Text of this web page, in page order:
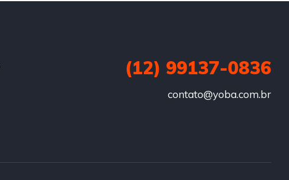
(12) 99137-0836
contato@yoba.com.br